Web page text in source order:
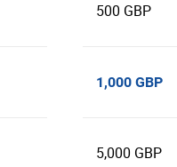
500 GBP
1,000 GBP
5,000 GBP